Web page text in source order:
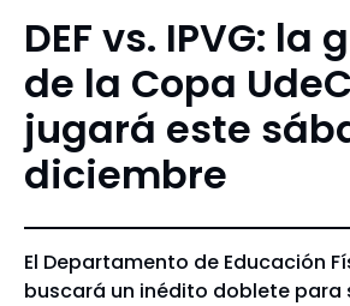
DEF vs. IPVG: la
de la Copa
jugará este
diciembre
El Departamento de Educación
buscará un inédito doblete para